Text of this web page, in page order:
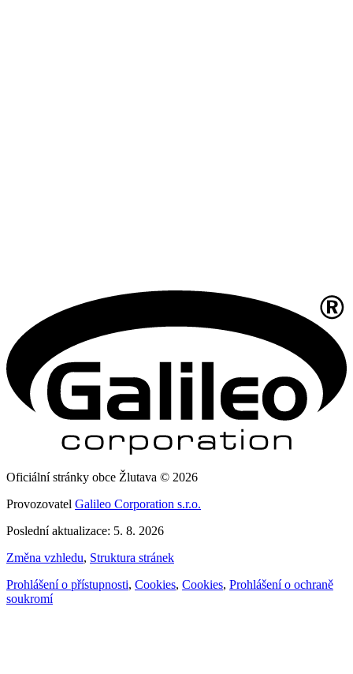
Oficiální stránky obce Žlutava © 2026
Provozovatel Galileo Corporation s.r.o.
Poslední aktualizace: 5. 8. 2026
Změna vzhledu, Struktura stránek
Prohlášení o přístupnosti, Cookies, Cookies, Prohlášení o ochraně
soukromí